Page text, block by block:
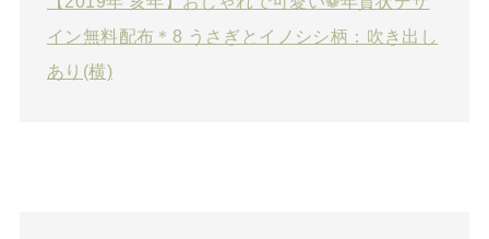
イン無料配布＊8 うさぎとイノシシ柄：吹き出し
あり(横)